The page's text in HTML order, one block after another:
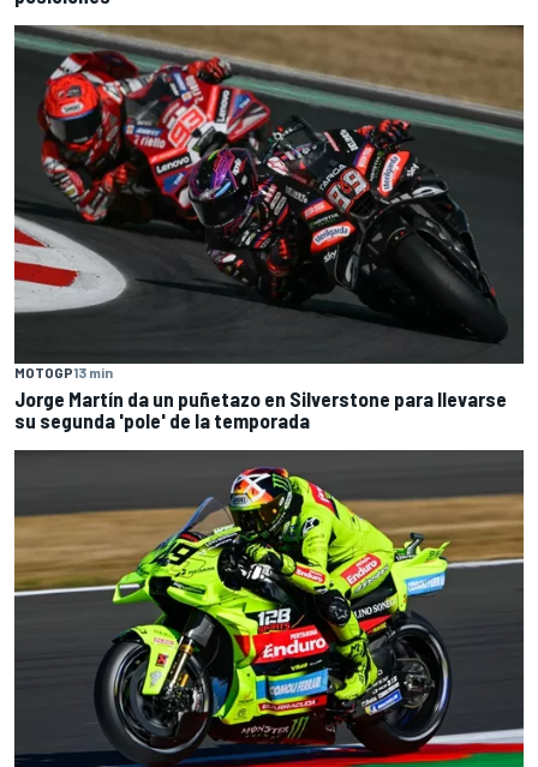
MOTOGP13 min
Jorge Martín da un puñetazo en Silverstone para llevarse
su segunda 'pole' de la temporada